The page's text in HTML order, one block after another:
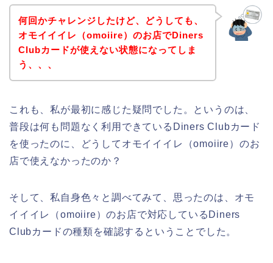
何回かチャレンジしたけど、どうしても、
オモイイイレ（omoiire）のお店でDiners
Clubカードが使えない状態になってしま
う、、、
これも、私が最初に感じた疑問でした。というのは、
普段は何も問題なく利用できているDiners Clubカード
を使ったのに、どうしてオモイイイレ（omoiire）のお
店で使えなかったのか？
そして、私自身色々と調べてみて、思ったのは、オモ
イイイレ（omoiire）のお店で対応しているDiners
Clubカードの種類を確認するということでした。